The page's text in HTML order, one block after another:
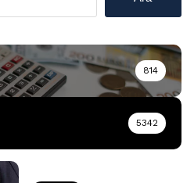
814
5342